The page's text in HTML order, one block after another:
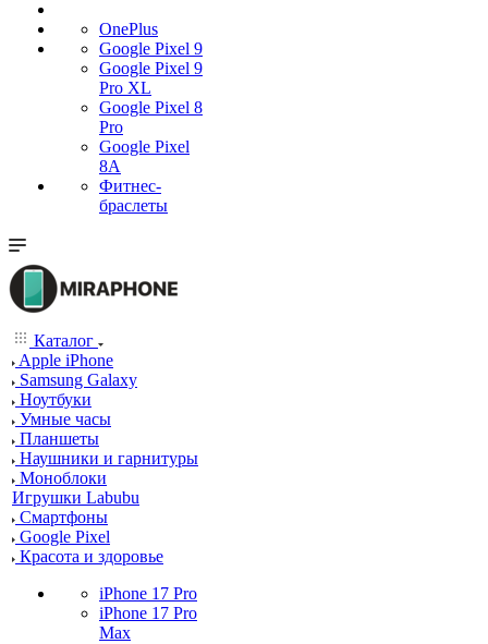
OnePlus
Google Pixel 9
Google Pixel 9
Pro XL
Google Pixel 8
Pro
Google Pixel
8A
Фитнес-
браслеты
Каталог
Apple iPhone
Samsung Galaxy
Ноутбуки
Умные часы
Планшеты
Наушники и гарнитуры
Моноблоки
Игрушки Labubu
Смартфоны
Google Pixel
Красота и здоровье
iPhone 17 Pro
iPhone 17 Pro
Max